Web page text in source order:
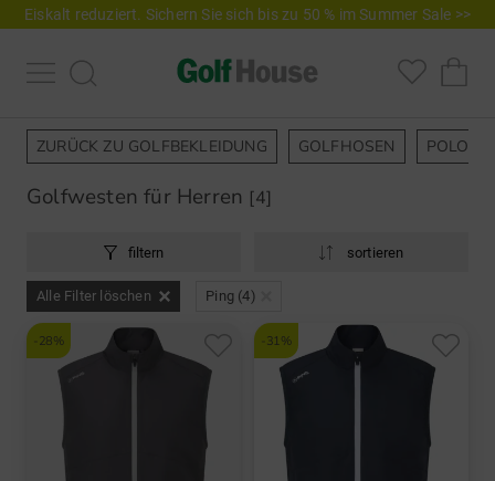
Eiskalt reduziert. Sichern Sie sich bis zu 50 % im Summer Sale >>
ZURÜCK ZU GOLFBEKLEIDUNG GOLFHOSEN
Golfwesten für Herren [4]
filtern sortieren
Alle Filter löschen Ping (4)
-28% -31%